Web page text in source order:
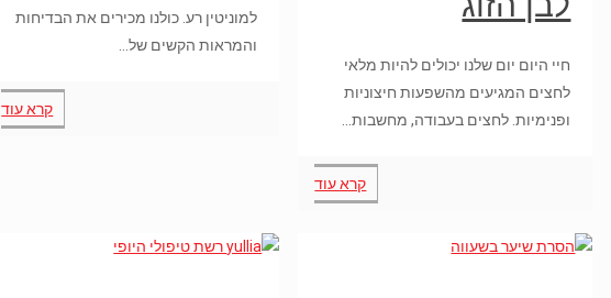
חיי היום יום שלנו יכולים להיות מלאי
לחצים המגיעים מהשפעות חיצוניות
ופנימיות. לחצים בעבודה, מחשבות…
קרא עוד
למוניטין רע. כולנו מכירים את הבדיחות
והמראות הקשים של…
קרא עוד